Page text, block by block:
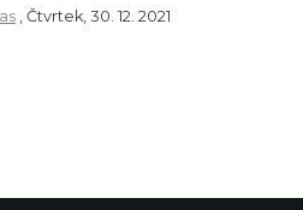
, Čtvrtek, 30. 12. 2021